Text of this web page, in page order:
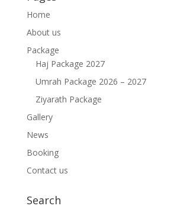
Home
About us
Package
Haj Package 2027
Umrah Package 2026 – 2027
Ziyarath Package
Gallery
News
Booking
Contact us
Search